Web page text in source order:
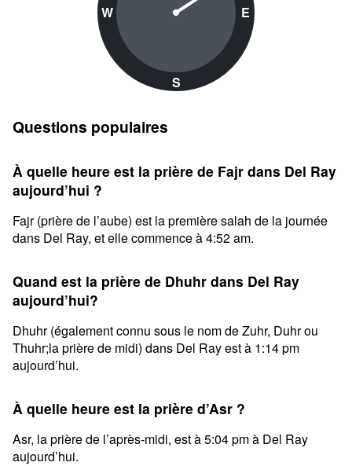
W
S
E
Questions populaires
À quelle heure est la prière de Fajr dans Del Ray
aujourd’hui ?
Fajr (prière de l’aube) est la première salah de la journée
dans Del Ray, et elle commence à 4:52 am.
Quand est la prière de Dhuhr dans Del Ray
aujourd’hui?
Dhuhr (également connu sous le nom de Zuhr, Duhr ou
Thuhr;la prière de midi) dans Del Ray est à 1:14 pm
aujourd’hui.
À quelle heure est la prière d’Asr ?
Asr, la prière de l’après-midi, est à 5:04 pm à Del Ray
aujourd’hui.